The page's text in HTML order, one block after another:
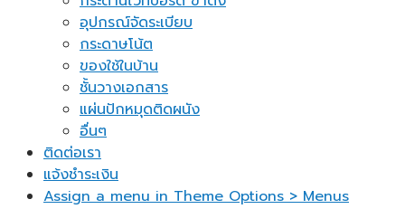
อุปกรณ์จัดระเบียบ
กระดาษโน้ต
ของใช้ในบ้าน
ชั้นวางเอกสาร
แผ่นปักหมุดติดผนัง
อื่นๆ
ติดต่อเรา
แจ้งชำระเงิน
Assign a menu in Theme Options > Menus